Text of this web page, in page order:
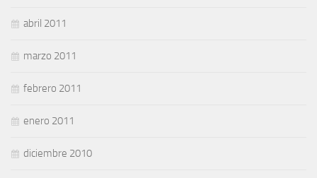
abril 2011
marzo 2011
febrero 2011
enero 2011
diciembre 2010